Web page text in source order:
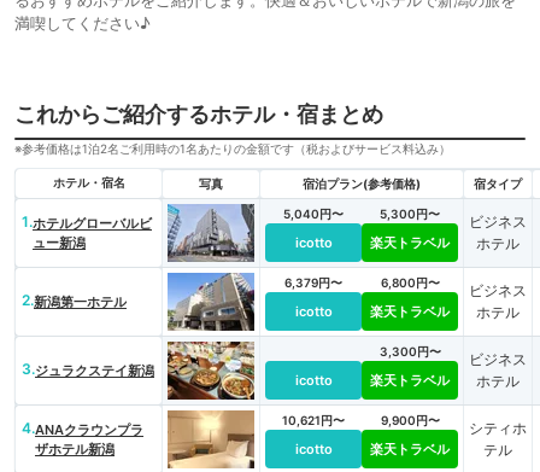
満喫してください♪
これからご紹介するホテル・宿まとめ
※参考価格は1泊2名ご利用時の1名あたりの金額です（税およびサービス料込み）
ホテル・宿名 写真 宿泊プラン(参考価格) 宿タイプ
1.ホテルグローバルビ
ュー新潟
5,040円〜
icotto
5,300円〜
楽天トラベル
ビジネス
ホテル
2.新潟第一ホテル
6,379円〜
icotto
6,800円〜
楽天トラベル
ビジネス
ホテル
3.ジュラクステイ新潟
icotto
3,300円〜
楽天トラベル
ビジネス
ホテル
4.ANAクラウンプラ
ザホテル新潟
10,621円〜
icotto
9,900円〜
楽天トラベル
シティホ
テル